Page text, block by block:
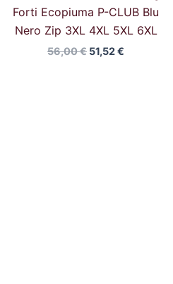
Forti Ecopiuma P-CLUB Blu
Nero Zip 3XL 4XL 5XL 6XL
56,00€ 51,52€